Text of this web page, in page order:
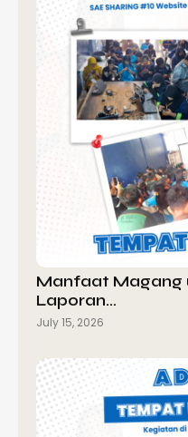
Manfaat Magang
Laporan…
July 15, 2026